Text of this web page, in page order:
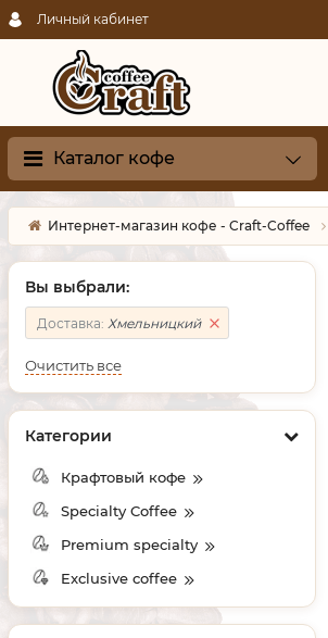
Личный кабинет
Каталог кофе
Интернет-магазин кофе - Craft-Coffee
Вы выбрали:
Доставка: Хмельницкий
Очистить все
Категории
Крафтовый кофе
Specialty Coffee
Premium specialty
Exclusive coffee